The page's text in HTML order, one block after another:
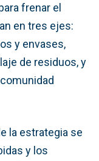
frenar el
en tres ejes:
y envases,
de residuos, y
la estrategia se
y los